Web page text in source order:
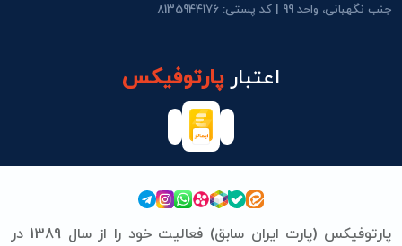
جنب نگهبانی، واحد 99 | کد پستی: 8135944176
اعتبارپارتوفیکس
پارتوفیکس (پارت ایران سابق) فعالیت خود را از سال 1389 در